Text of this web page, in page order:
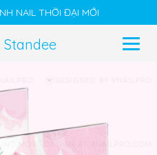
NAIL THỜI ĐẠI MỚI